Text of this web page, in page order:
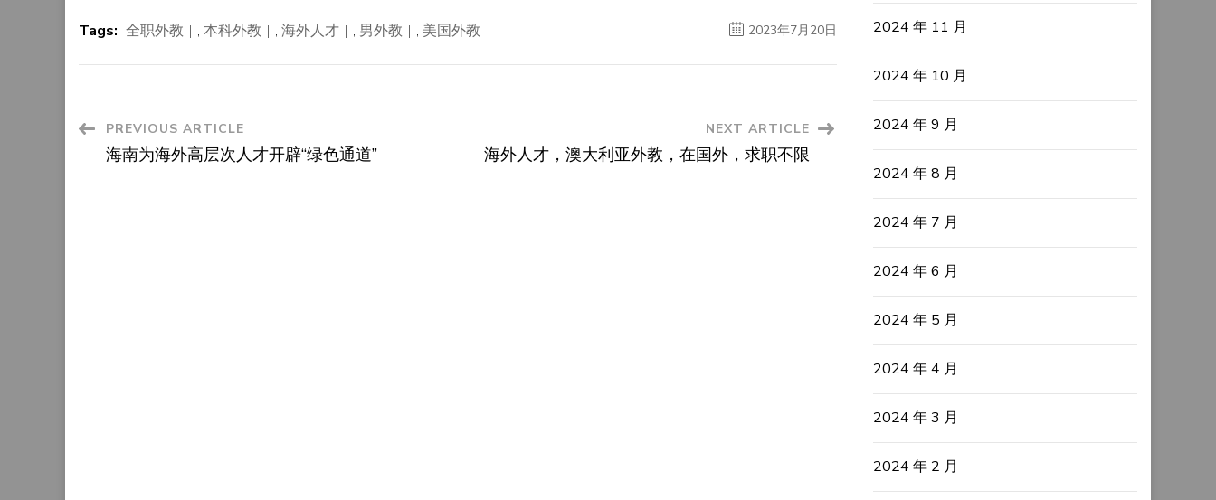
Tags: 全职外教 , 本科外教 , 海外人才 , 男外教 , 美国外教 2023年7月20日
Post
Navigation
PREVIOUS ARTICLE
海南为海外高层次人才开辟“绿色通道”
NEXT ARTICLE
海外人才，澳大利亚外教，在国外，求职不限
2024 年 11 月
2024 年 10 月
2024 年 9 月
2024 年 8 月
2024 年 7 月
2024 年 6 月
2024 年 5 月
2024 年 4 月
2024 年 3 月
2024 年 2 月